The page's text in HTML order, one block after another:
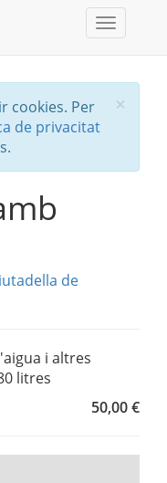
Toggle
×
cookies. Per
de privacitat
de
i altres
litres
50,00 €